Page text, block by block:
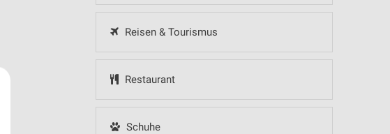
Reisen & Tourismus
Restaurant
Schuhe